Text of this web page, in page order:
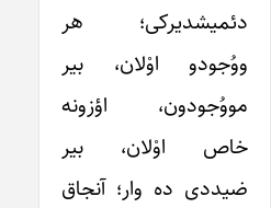
دئمیشدیرکی؛ هر
ووُجودو اوْلان، بیر
مووُجودون، اؤزونه
خاص اوْلان، بیر
ضیددی ده وار؛ آنجاق